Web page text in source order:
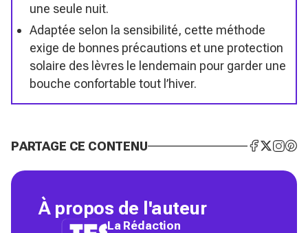
une seule nuit.
Adaptée selon la sensibilité, cette méthode
exige de bonnes précautions et une protection
solaire des lèvres le lendemain pour garder une
bouche confortable tout l’hiver.
PARTAGE CE CONTENU
À propos de l'auteur
La Rédaction